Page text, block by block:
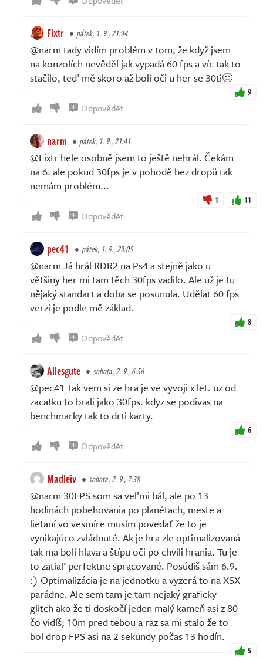
Fixtr pátek, 1. 9., 21:34
@narm tady vidím problém v tom, že když jsem
na konzolích nevěděl jak vypadá 60 fps a víc tak to
stačilo, teď mě skoro až bolí oči u her se 30ti🙂
9
Odpovědět
narm pátek, 1. 9., 21:41
@Fixtr hele osobně jsem to ještě nehrál. Čekám
na 6. ale pokud 30fps je v pohodě bez dropů tak
nemám problém...
1 11
Odpovědět
pec41 pátek, 1. 9., 23:05
@narm Já hrál RDR2 na Ps4 a stejně jako u
většiny her mi tam těch 30fps vadilo. Ale už je tu
nějaký standart a doba se posunula. Udělat 60 fps
verzi je podle mě základ.
8
Odpovědět
Allesgute sobota, 2. 9., 6:56
@pec41 Tak vem si ze hra je ve vyvoji x let. uz od
zacatku to brali jako 30fps. kdyz se podivas na
benchmarky tak to drti karty.
6
Odpovědět
Madleiv sobota, 2. 9., 7:38
@narm 30FPS som sa veľmi bál, ale po 13
hodinách pobehovania po planétach, meste a
lietaní vo vesmíre musím povedať že to je
vynikajúco zvládnuté. Ak je hra zle optimalizovaná
tak ma bolí hlava a štípu oči po chvíli hrania. Tu je
to zatiaľ perfektne spracované. Posúdiš sám 6.9.
:) Optimalizácia je na jednotku a vyzerá to na XSX
parádne. Ale sem tam je tam nejaký graficky
glitch ako že ti doskočí jeden malý kameň asi z 80
čo vidíš, 10m pred tebou a raz sa mi stalo že to
bol drop FPS asi na 2 sekundy počas 13 hodín.
5